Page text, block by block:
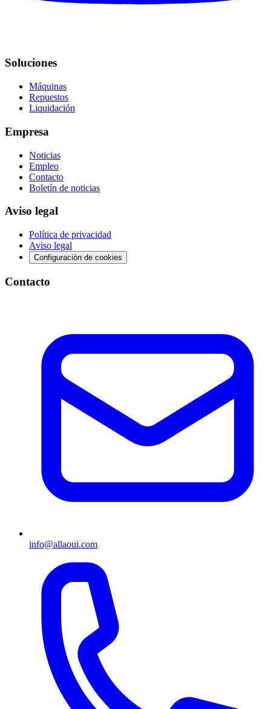
Soluciones
Máquinas
Repuestos
Liquidación
Empresa
Noticias
Empleo
Contacto
Boletín de noticias
Aviso legal
Política de privacidad
Aviso legal
Configuración de cookies
Contacto
info@allaoui.com